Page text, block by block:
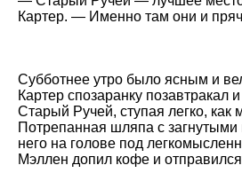
Картер. — Именно там они и
Субботнее утро было ясным и
Картер спозаранку позавтракал
Старый Ручей, ступая легко, как
Потрепанная шляпа с загнутыми
него на голове под
Мэллен допил кофе и